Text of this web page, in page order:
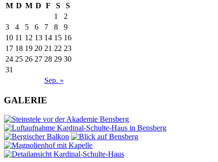
M D M D F S S
Sep. »
1
2
3
4 5 6 7 8
9
10 11 12 13 14 15 16
17 18 19 20 21 22 23
24 25 26 27 28 29 30
31
GALERIE